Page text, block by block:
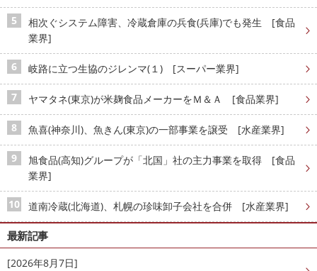
相次ぐシステム障害、冷蔵倉庫の兵食(兵庫)でも発生 [食品
業界]
岐路に立つ生協のジレンマ(１) [スーパー業界]
ヤマタネ(東京)が米麹食品メーカーをＭ＆Ａ [食品業界]
魚喜(神奈川)、魚きん(東京)の一部事業を譲受 [水産業界]
旭食品(高知)グループが「北国」社の主力事業を取得 [食品
業界]
道南冷蔵(北海道)、札幌の珍味卸子会社を合併 [水産業界]
最新記事
[2026年8月7日]